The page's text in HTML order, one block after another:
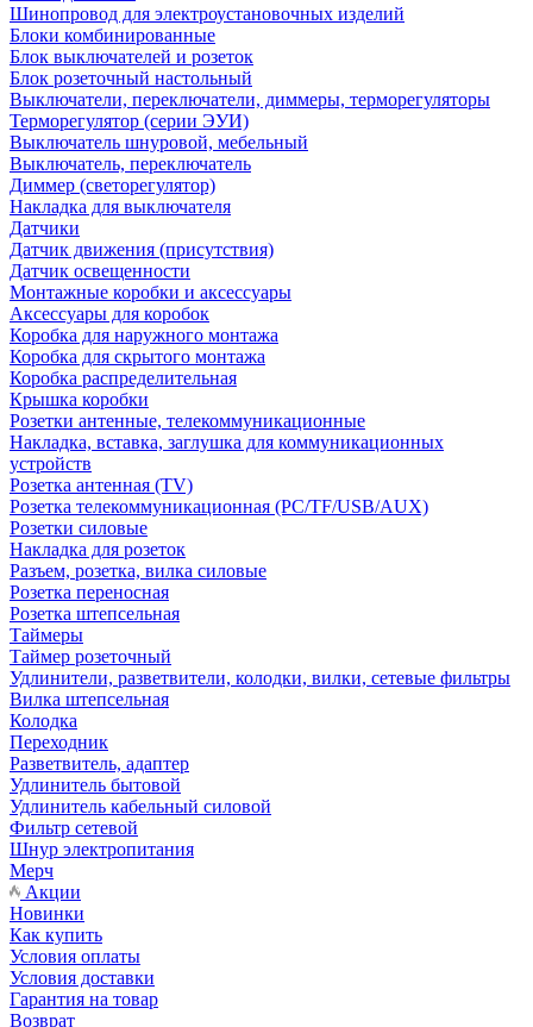
Шинопровод для электроустановочных изделий
Блоки комбинированные
Блок выключателей и розеток
Блок розеточный настольный
Выключатели, переключатели, диммеры, терморегуляторы
Терморегулятор (серии ЭУИ)
Выключатель шнуровой, мебельный
Выключатель, переключатель
Диммер (светорегулятор)
Накладка для выключателя
Датчики
Датчик движения (присутствия)
Датчик освещенности
Монтажные коробки и аксессуары
Аксессуары для коробок
Коробка для наружного монтажа
Коробка для скрытого монтажа
Коробка распределительная
Крышка коробки
Розетки антенные, телекоммуникационные
Накладка, вставка, заглушка для коммуникационных
устройств
Розетка антенная (TV)
Розетка телекоммуникационная (PC/TF/USB/AUX)
Розетки силовые
Накладка для розеток
Разъем, розетка, вилка силовые
Розетка переносная
Розетка штепсельная
Таймеры
Таймер розеточный
Удлинители, разветвители, колодки, вилки, сетевые фильтры
Вилка штепсельная
Колодка
Переходник
Разветвитель, адаптер
Удлинитель бытовой
Удлинитель кабельный силовой
Фильтр сетевой
Шнур электропитания
Мерч
Акции
Новинки
Как купить
Условия оплаты
Условия доставки
Гарантия на товар
Возврат